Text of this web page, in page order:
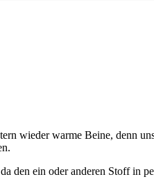
wieder warme Beine, denn
den ein oder anderen Stoff in